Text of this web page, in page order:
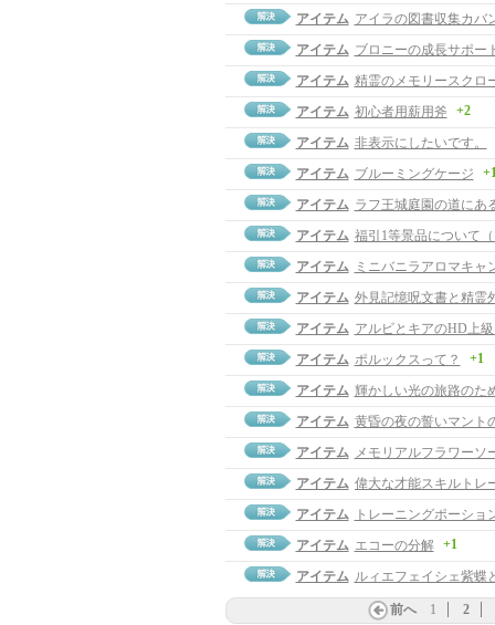
アイテム アイラの図書収集カバ
アイテム ブロニーの成長サポー
アイテム 精霊のメモリースクロ
アイテム 初心者用薪用斧 +2
アイテム 非表示にしたいです。
アイテム ブルーミングケージ
アイテム ラフ王城庭園の道にあ
アイテム 福引1等景品について
アイテム
ミニバニラアロマキャ
アイテム 外見記憶呪文書と精霊
アイテム アルビとキアのHD上
アイテム ポルックスって？ +1
アイテム 輝かしい光の旅路のた
アイテム 黄昏の夜の誓いマント
アイテム メモリアルフラワーソ
アイテム 偉大な才能スキルトレ
アイテム
トレーニングポーショ
アイテム エコーの分解 +1
アイテム ルィエフェイシェ紫蝶
前へ 1 2